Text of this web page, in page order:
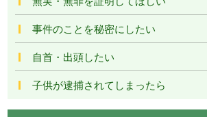
事件のことを秘密にしたい
自首・出頭したい
子供が逮捕されてしまったら